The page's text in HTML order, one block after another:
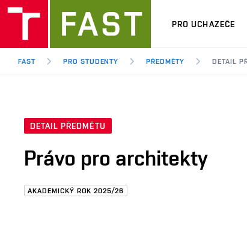
PRO UCHAZEČE
FAST PRO STUDENTY PŘEDMĚTY DETAIL
DETAIL PŘEDMĚTU
Právo pro architekty
AKADEMICKÝ ROK 2025/26